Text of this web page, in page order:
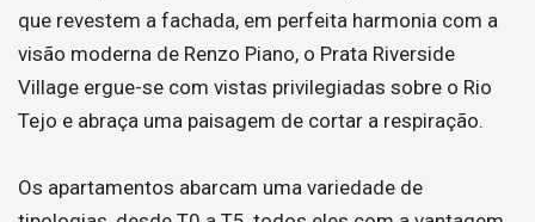
que revestem a fachada, em perfeita harmonia com a
visão moderna de Renzo Piano, o Prata Riverside
Village ergue-se com vistas privilegiadas sobre o Rio
Tejo e abraça uma paisagem de cortar a respiração.
Os apartamentos abarcam uma variedade de